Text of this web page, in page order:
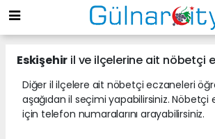
Eskişehir il ve ilçelerine ait nöbetçi
Diğer il ilçelere ait nöbetçi eczaneleri
aşağıdan il seçimi yapabilirsiniz. Nöbetçi
için telefon numaralarını arayabilirsiniz.